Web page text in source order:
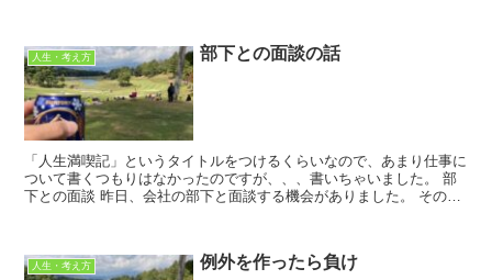
人生・考え方 部下との面談の話
「人生満喫記」というタイトルをつけるくらいなので、あまり仕事に
ついて書くつもりはなかったのですが、、、書いちゃいました。 部
下との面談 昨日、会社の部下と面談する機会がありました。 その部
人生・考え方 例外を作ったら負け